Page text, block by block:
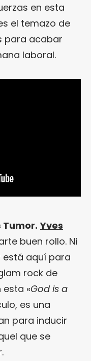
en esta
el temazo de
para acabar
laboral.
Tumor. Yves
buen rollo. Ni
está aquí para
rock de
«God is a
es una
para inducir
que se